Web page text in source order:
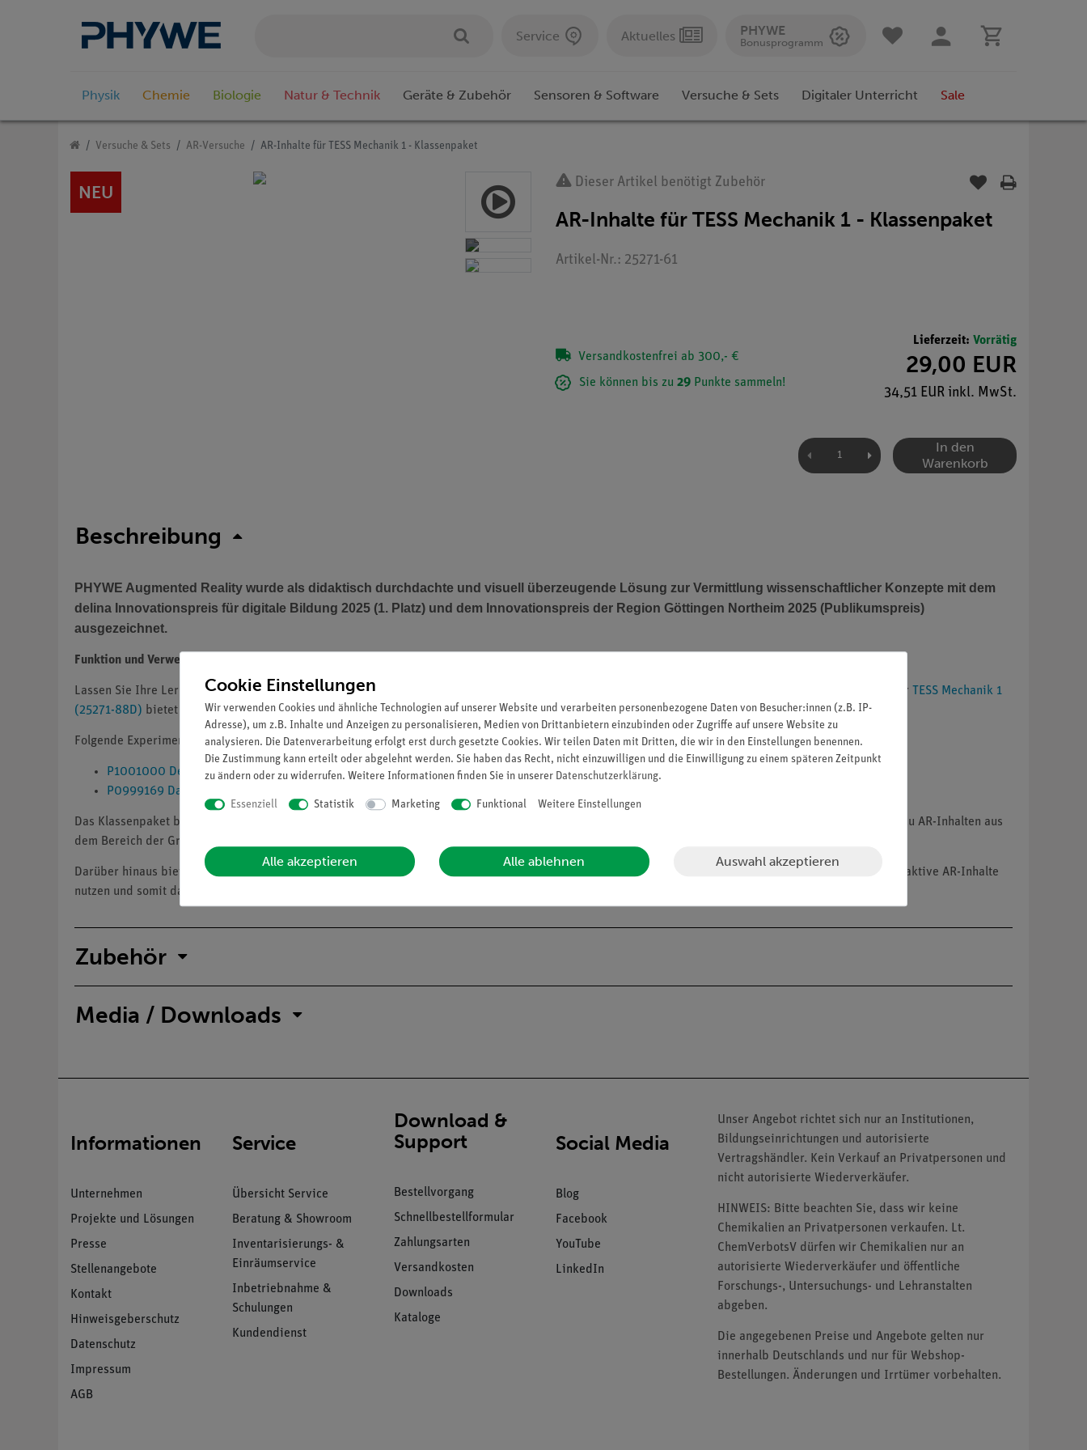
Service Aktuelles PHYWE
Bonusprogramm
Physik Chemie Biologie Natur & Technik Geräte & Zubehör Sensoren & Software Versuche & Sets Digitaler Unterricht Sale
Versuche & Sets AR-Versuche AR-Inhalte für TESS Mechanik 1 - Klassenpaket
NEU Dieser Artikel benötigt Zubehör
AR-Inhalte für TESS Mechanik 1 - Klassenpaket
Artikel-Nr.: 25271-61
Versandkostenfrei ab 300,- €
Sie können bis zu 29 Punkte sammeln!
Lieferzeit: Vorrätig
29,00 EUR
34,51 EUR inkl. MwSt.
In den
Warenkorb
Beschreibung
PHYWE Augmented Reality wurde als didaktisch durchdachte und visuell überzeugende Lösung zur Vermittlung wissenschaftlicher Konzepte mit dem
delina Innovationspreis für digitale Bildung 2025 (1. Platz) und dem Innovationspreis der Region Göttingen Northeim 2025 (Publikumspreis)
ausgezeichnet.
Funktion und Verwendung
Lassen Sie Ihre Lernenden die Grundlagen der Mechanik mit Augmented Reality (AR) auf faszinierende Weise entdecken! Das Klassenpaket AR-Inhalte für TESS Mechanik 1
(25271-88D) bietet in 2 AR-Inhalten ein interaktives Lernerlebnis und beinhaltet Geräteaktivierungen für bis zu 50 Endgeräte.
Folgende Experimente können mit AR-Inhalten virtuell erweitert werden:
P1001000 Der Flaschenzug
P0999169 Das Hookesche Gesetz
Das Klassenpaket bietet eine flexible und kostengünstige Lösung für Schulen, die eine Klasse oder eine spezifische Gruppe von Lernenden mit Zugängen zu AR-Inhalten aus
dem Bereich der Grundlagen der Mechanik ausstatten möchten.
Darüber hinaus bieten wir auch Schulpakete (25271-63) Jahrgangspakete (25264-62)
an. Damit können mehrere Klassen oder eine ganze Schule interaktive AR-Inhalte
nutzen und somit das Lernen durch AR-Erlebnisse intensivieren.
Zubehör
Media / Downloads
Informationen
Unternehmen
Projekte und Lösungen
Presse
Stellenangebote
Kontakt
Hinweisgeberschutz
Datenschutz
Impressum
AGB
Service
Übersicht Service
Beratung & Showroom
Inventarisierungs- &
Einräumservice
Inbetriebnahme &
Schulungen
Kundendienst
Download &
Support
Bestellvorgang
Schnellbestellformular
Zahlungsarten
Versandkosten
Downloads
Kataloge
Social Media
Blog
Facebook
YouTube
LinkedIn
Unser Angebot richtet sich nur an Institutionen,
Bildungseinrichtungen und autorisierte
Vertragshändler. Kein Verkauf an Privatpersonen und
nicht autorisierte Wiederverkäufer.
HINWEIS: Bitte beachten Sie, dass wir keine
Chemikalien an Privatpersonen verkaufen. Lt.
ChemVerbotsV dürfen wir Chemikalien nur an
autorisierte Wiederverkäufer und öffentliche
Forschungs-, Untersuchungs- und Lehranstalten
abgeben.
Die angegebenen Preise und Angebote gelten nur
innerhalb Deutschlands und nur für Webshop-
Bestellungen. Änderungen und Irrtümer vorbehalten.
Cookie Einstellungen
Wir verwenden Cookies und ähnliche Technologien auf unserer Website und verarbeiten personenbezogene Daten von Besucher:innen (z.B. IP-
Adresse), um z.B. Inhalte und Anzeigen zu personalisieren, Medien von Drittanbietern einzubinden oder Zugriffe auf unsere Website zu
analysieren. Die Datenverarbeitung erfolgt erst durch gesetzte Cookies. Wir teilen Daten mit Dritten, die wir in den Einstellungen benennen.
Die Zustimmung kann erteilt oder abgelehnt werden. Sie haben das Recht, nicht einzuwilligen und die Einwilligung zu einem späteren Zeitpunkt
zu ändern oder zu widerrufen. Weitere Informationen finden Sie in unserer Daten­schutz­erklärung.
Essenziell Statistik Marketing Funktional Weitere Einstellungen
Alle akzeptieren Alle ablehnen Auswahl akzeptieren